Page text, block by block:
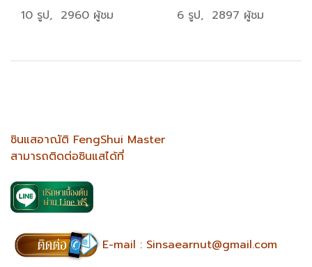
10 รูป, 2960 ผู้ชม 6 รูป, 2897 ผู้ชม
ซินแสอาณัติ FengShui Master
สามารถติดต่อซินแสได้ที่
E-mail : Sinsaearnut@gmail.com